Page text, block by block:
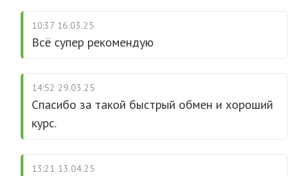
10:37 16.03.25
Всё супер рекомендую
14:52 29.03.25
Спасибо за такой быстрый обмен и хороший
курс.
13:21 13.04.25